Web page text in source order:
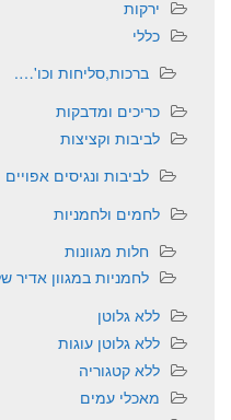
ירקות
כללי
ברכות,סליחות וכו'….
כריכים ומדבקות
לביבות וקציצות
לביבות ונגיסים אפויים
לחמים ולחמניות
חלות מגוונות
לחמניות במגוון אדיר
ללא גלוטן
ללא גלוטן עוגות
ללא קטגוריה
מאכלי עמים